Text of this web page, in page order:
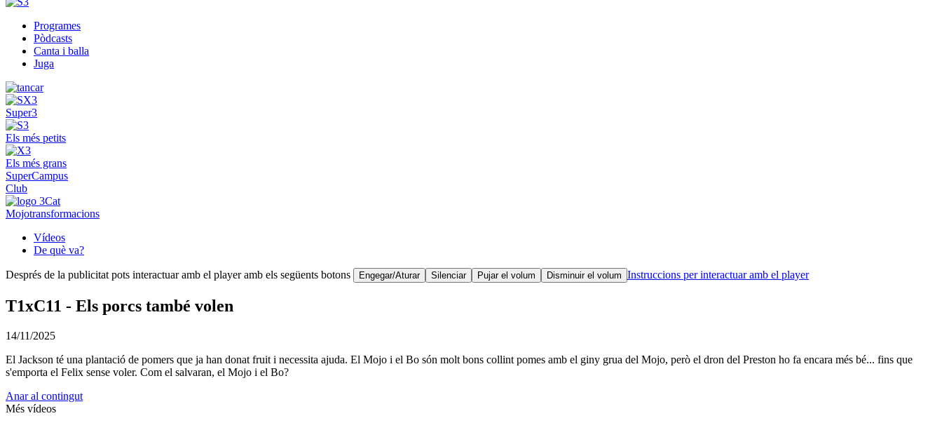
Programes
Pòdcasts
Canta i balla
Juga
Super3
Els més petits
Els més grans
SuperCampus
Club
Mojotransformacions
Vídeos
De què va?
Després de la publicitat pots interactuar amb el player amb els següents botons Engegar/Aturar Silenciar Pujar el volum Disminuir el volum Instruccions per interactuar amb el player
T1xC11 - Els porcs també volen
14/11/2025
El Jackson té una plantació de pomers que ja han donat fruit i necessita ajuda. El Mojo i el Bo són molt bons collint pomes amb el giny grua del Mojo, però el dron del Preston ho fa encara més bé... fins que
s'emporta el Felix sense voler. Com el salvaran, el Mojo i el Bo?
Anar al contingut
Més vídeos